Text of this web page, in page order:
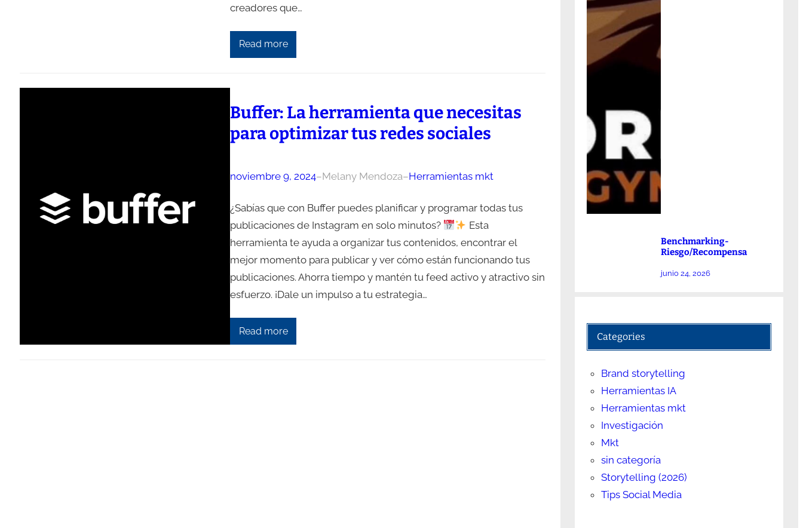
creadores que…
Read more
Buffer: La herramienta que necesitas
para optimizar tus redes sociales
noviembre 9, 2024–Melany Mendoza–Herramientas mkt
¿Sabías que con Buffer puedes planificar y programar todas tus
publicaciones de Instagram en solo minutos?
Esta
herramienta te ayuda a organizar tus contenidos, encontrar el
mejor momento para publicar y ver cómo están funcionando tus
publicaciones. Ahorra tiempo y mantén tu feed activo y atractivo sin
esfuerzo. ¡Dale un impulso a tu estrategia…
Read more
Benchmarking-
Riesgo/Recompensa
junio 24, 2026
Categories
Brand storytelling
Herramientas IA
Herramientas mkt
Investigación
Mkt
sin categoría
Storytelling (2026)
Tips Social Media